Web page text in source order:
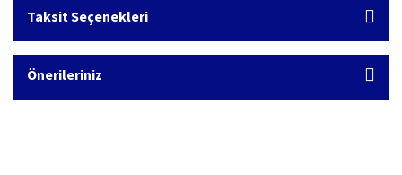
Taksit Seçenekleri
Önerileriniz